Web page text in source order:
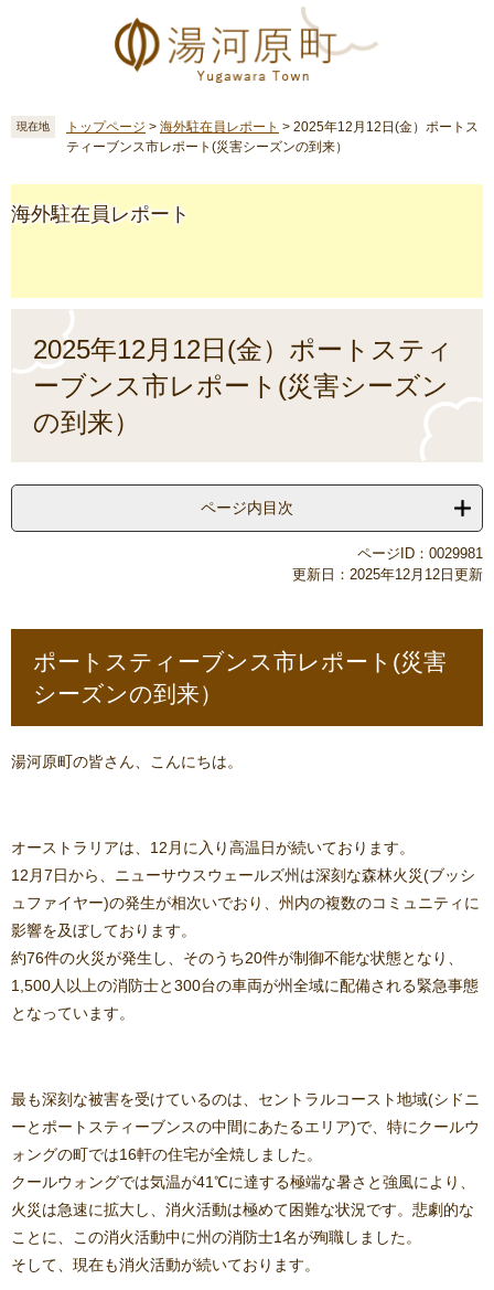
本
現在地 トップページ > 海外駐在員レポート > 2025年12月12日(金）ポートス
ティーブンス市レポート(災害シーズンの到来）
海外駐在員レポート
2025年12月12日(金）ポートスティ
ーブンス市レポート(災害シーズン
の到来）
ページ内目次
ページID：0029981
更新日：2025年12月12日更新
ポートスティーブンス市レポート(災害
シーズンの到来）
湯河原町の皆さん、こんにちは。
オーストラリアは、12月に入り高温日が続いております。
12月7日から、ニューサウスウェールズ州は深刻な森林火災(ブッシ
ュファイヤー)の発生が相次いでおり、州内の複数のコミュニティに
影響を及ぼしております。
約76件の火災が発生し、そのうち20件が制御不能な状態となり、
1,500人以上の消防士と300台の車両が州全域に配備される緊急事態
となっています。
最も深刻な被害を受けているのは、セントラルコースト地域(シドニ
ーとポートスティーブンスの中間にあたるエリア)で、特にクールウ
ォングの町では16軒の住宅が全焼しました。
クールウォングでは気温が41℃に達する極端な暑さと強風により、
火災は急速に拡大し、消火活動は極めて困難な状況です。悲劇的な
ことに、この消火活動中に州の消防士1名が殉職しました。
そして、現在も消火活動が続いております。